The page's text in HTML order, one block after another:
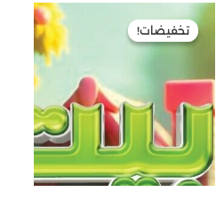
تخفيضات!
تخفيضات!
السعر
الحالي
هو:
100,00 EGP.